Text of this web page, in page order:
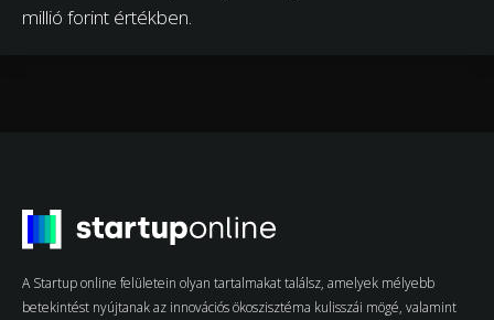
millió forint értékben.
A Startup online felületein olyan tartalmakat találsz, amelyek mélyebb
betekintést nyújtanak az innovációs ökoszisztéma kulisszái mögé, valamint